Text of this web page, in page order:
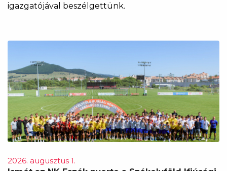
igazgatójával beszélgettünk.
2026. augusztus 1.